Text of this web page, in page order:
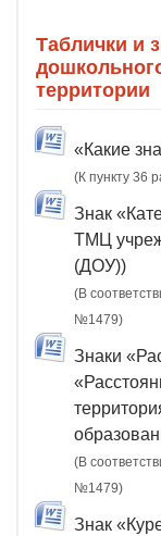
Таблички и
территории
«Какие
(К пункту 36
Знак
ТМЦ
(ДОУ))
(В
№1479)
Знаки
(В
№1479)
Знак